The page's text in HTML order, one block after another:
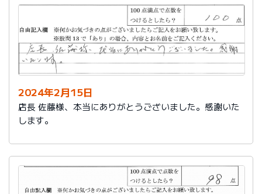
2024年2月15日
店長 佐藤様、本当にありがとうございました。感謝いた
します。